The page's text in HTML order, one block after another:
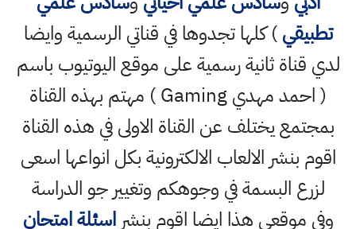
تطبيقي) كلها تجدوها في قناتي الرسمية وايضا
لدي قناة ثانية رسمية على موقع اليوتيوب باسم
( احمد مهدي Gaming ) مهتم بهذه القناة
بمجتمع يختلف عن القناة الاولى في هذه القناة
اقوم بنشر الالعاب الالكترونية بكل انواعها اسعى
لزرع البسمة في وجوهكم وتغيير جو الدراسة
وفي موقعي هذا ايضا اقوم بنشراسئلة امتحان